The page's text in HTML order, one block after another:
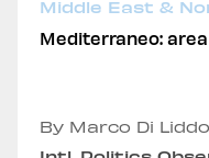
Middle East &
Mediterraneo:
By Marco Di